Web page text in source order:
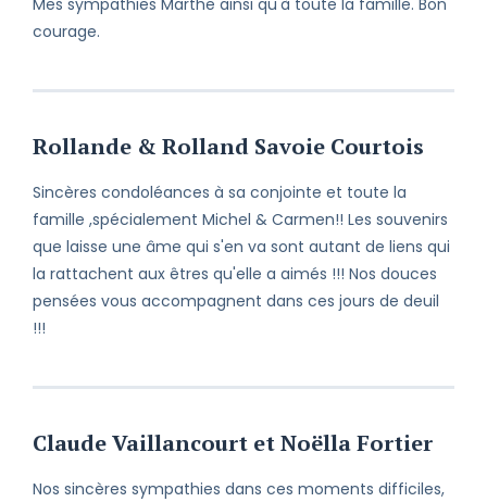
Mes sympathies Marthe ainsi qu'à toute la famille. Bon
courage.
Rollande & Rolland Savoie Courtois
Sincères condoléances à sa conjointe et toute la
famille ,spécialement Michel & Carmen!! Les souvenirs
que laisse une âme qui s'en va sont autant de liens qui
la rattachent aux êtres qu'elle a aimés !!! Nos douces
pensées vous accompagnent dans ces jours de deuil
!!!
Claude Vaillancourt et Noëlla Fortier
Nos sincères sympathies dans ces moments difficiles,